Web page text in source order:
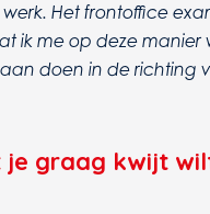
Het frontoffice
ik me op deze
doen in de richting
je graag kwijt